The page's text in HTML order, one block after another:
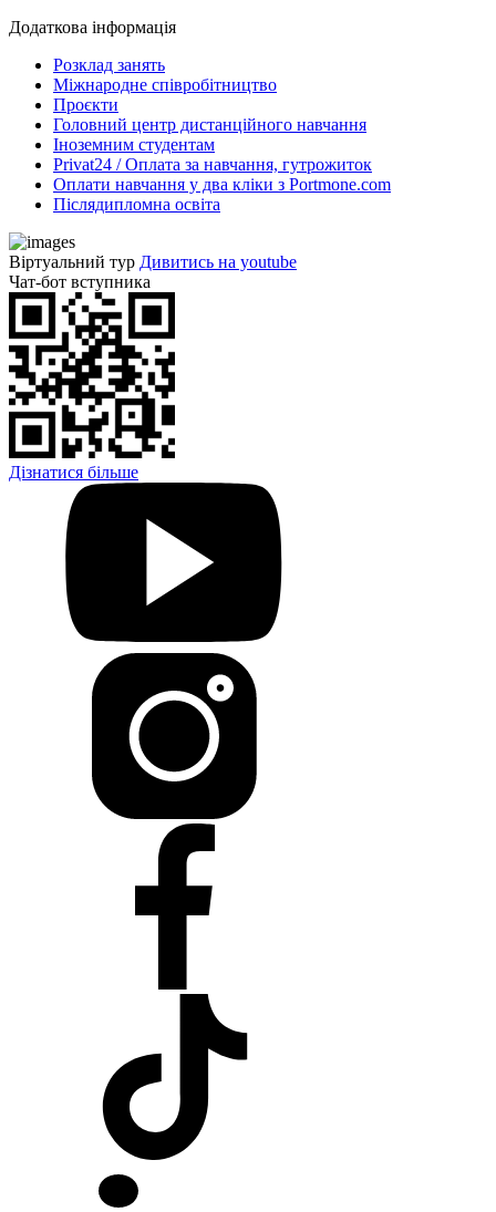
Додаткова інформація
Розклад занять
Міжнародне співробітництво
Проєкти
Головний центр дистанційного навчання
Іноземним студентам
Privat24 / Оплата за навчання, гутрожиток
Оплати навчання у два кліки з Portmone.com
Післядипломна освіта
Віртуальний тур Дивитись на youtube
Чат-бот вступника
Дізнатися більше